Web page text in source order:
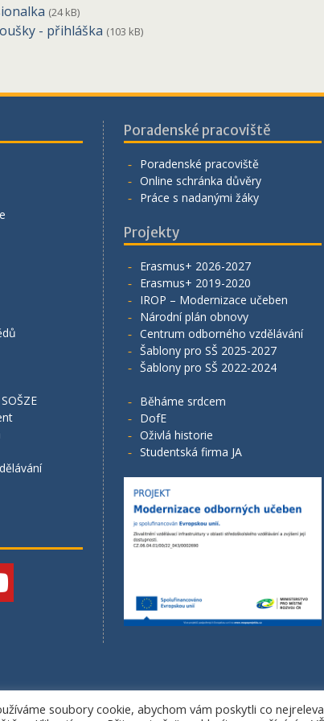
(24 kB)
- přihláška (103 kB)
Poradenské pracoviště
Poradenské pracoviště
Online schránka důvěry
Práce s nadanými žáky
Projekty
Erasmus+ 2026-2027
Erasmus+ 2019-2020
IROP – Modernizace učeben
Národní plán obnovy
Centrum odborného vzdělávání
Šablony pro SŠ 2025-2027
Šablony pro SŠ 2022-2024
Běháme srdcem
DofE
Oživlá historie
Studentská firma JA
Copyright.
soubory cookie, abychom vám poskytli co